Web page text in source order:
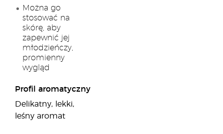
Można go
stosować na
skórę, aby
zapewnić jej
młodzieńczy,
promienny
wygląd
Profil aromatyczny
Delikatny, lekki,
leśny aromat